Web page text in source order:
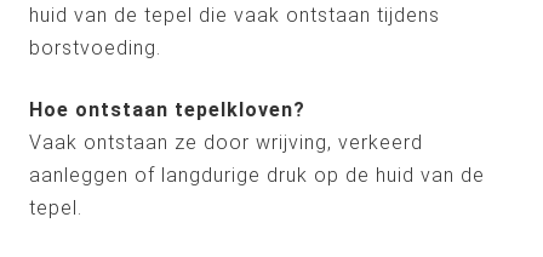
huid van de tepel die vaak ontstaan tijdens
borstvoeding.
Hoe ontstaan tepelkloven?
Vaak ontstaan ze door wrijving, verkeerd
aanleggen of langdurige druk op de huid van de
tepel.